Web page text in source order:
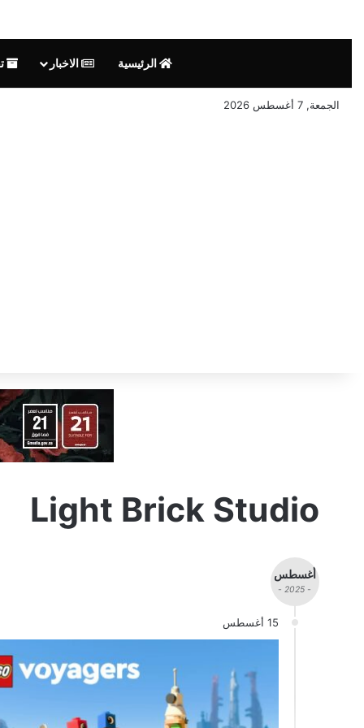
الرئيسية الاخبار
الجمعة, 7 أغسطس 2026
Light Brick Studio
أغسطس
- 2025 -
15 أغسطس